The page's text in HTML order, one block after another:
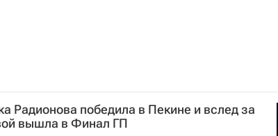
Радионова победила в Пекине и вслед за
вышла в Финал ГП